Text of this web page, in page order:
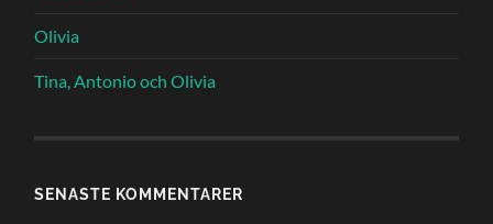
Olivia
Tina, Antonio och Olivia
SENASTE KOMMENTARER